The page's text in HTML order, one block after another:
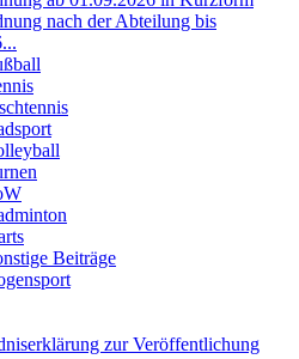
nach der Abteilung bis
Beiträge
zur Veröffentlichung